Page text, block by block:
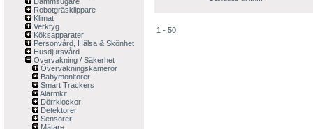
Robotgräsklippare
Klimat
Verktyg
Köksapparater
Personvård, Hälsa & Skönhet
Husdjursvård
Övervakning / Säkerhet
Övervakningskameror
Babymonitorer
Smart Trackers
Alarmkit
Dörrklockor
Detektorer
Sensorer
Mätare
1 - 50